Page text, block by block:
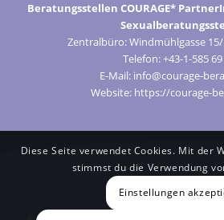
Beratungsstellen COURAGE*
Zentralbüro: Windmühlgasse
Telefon: +43-1-585
E-Mail: info@courage-
Website: https://courage-
Diese Seite verwendet Cookies. Mit der
stimmst du die Verwendung
Einstellungen